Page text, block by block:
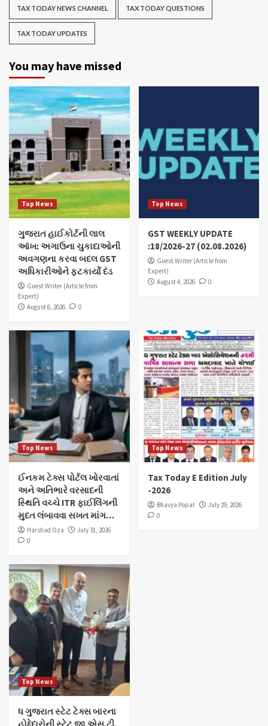
TAX TODAY NEWS CHANNEL TAX TODAY QUESTIONS
TAX TODAY UPDATES
You may have missed
Top News
ગુજરાત હાઈકોર્ટની લાલ
આંખ: અગાઉના ચુકાદાઓની
અવગણના કરવા બદલ GST
અધિકારીઓને ફટકાર્યો દંડ
Guest Writer (Article from
Expert)
August 6, 2026
0
Top News
GST WEEKLY UPDATE
:18/2026-27 (02.08.2026)
Guest Writer (Article from
Expert)
August 4, 2026
0
Top News
ઈનકમ ટેક્સ પોર્ટલ ખોરવાતાં
અને અતિભારે વરસાદની
સ્થિતિ વચ્ચે ITR ફાઈલિંગની
મુદત લંબાવવા સખત માંગ…
Harshad Oza
July 31, 2026
0
Top News
Tax Today E Edition July
-2026
Bhavya Popat
July 29, 2026
0
Top News
ધ ગુજરાત સ્ટેટ ટેક્સ બારના